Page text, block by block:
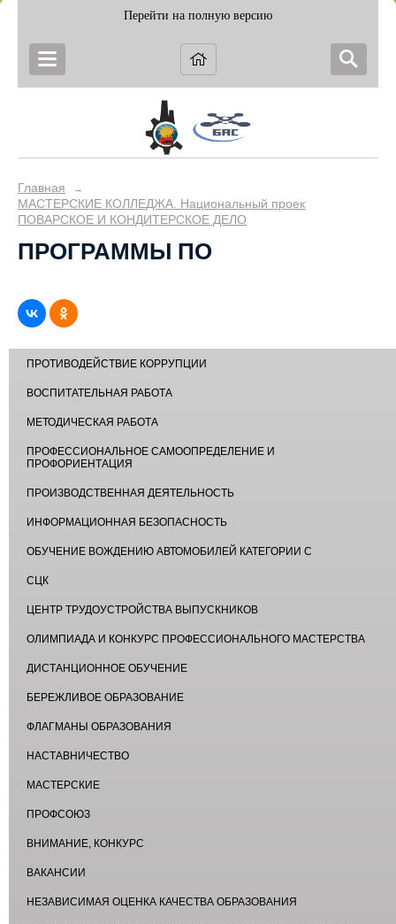
Перейти на полную версию
Главная →
МАСТЕРСКИЕ КОЛЛЕДЖА. Национальный проект
ПОВАРСКОЕ И КОНДИТЕРСКОЕ ДЕЛО
ПРОГРАММЫ ПО
ПРОТИВОДЕЙСТВИЕ КОРРУПЦИИ
ВОСПИТАТЕЛЬНАЯ РАБОТА
МЕТОДИЧЕСКАЯ РАБОТА
ПРОФЕССИОНАЛЬНОЕ САМООПРЕДЕЛЕНИЕ И
ПРОФОРИЕНТАЦИЯ
ПРОИЗВОДСТВЕННАЯ ДЕЯТЕЛЬНОСТЬ
ИНФОРМАЦИОННАЯ БЕЗОПАСНОСТЬ
ОБУЧЕНИЕ ВОЖДЕНИЮ АВТОМОБИЛЕЙ КАТЕГОРИИ С
СЦК
ЦЕНТР ТРУДОУСТРОЙСТВА ВЫПУСКНИКОВ
ОЛИМПИАДА И КОНКУРС ПРОФЕССИОНАЛЬНОГО МАСТЕРСТВА
ДИСТАНЦИОННОЕ ОБУЧЕНИЕ
БЕРЕЖЛИВОЕ ОБРАЗОВАНИЕ
ФЛАГМАНЫ ОБРАЗОВАНИЯ
НАСТАВНИЧЕСТВО
МАСТЕРСКИЕ
ПРОФСОЮЗ
ВНИМАНИЕ, КОНКУРС
ВАКАНСИИ
НЕЗАВИСИМАЯ ОЦЕНКА КАЧЕСТВА ОБРАЗОВАНИЯ